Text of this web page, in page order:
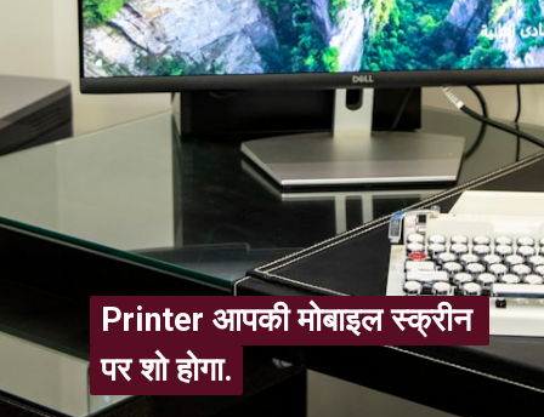
Printer आपकी मोबाइल स्क्रीन
पर शो होगा.
Printer आपकी मोबाइल स्क्रीन
पर शो होगा.